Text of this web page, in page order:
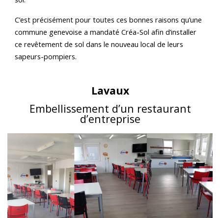
C’est précisément pour toutes ces bonnes raisons qu’une
commune genevoise a mandaté Créa-Sol afin d’installer
ce revêtement de sol dans le nouveau local de leurs
sapeurs-pompiers.
Lavaux
Embellissement d’un restaurant
d’entreprise